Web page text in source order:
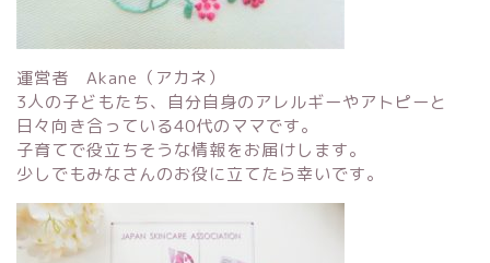
運営者 Akane（アカネ）
3人の子どもたち、自分自身のアレルギーやアトピーと
日々向き合っている40代のママです。
子育てで役立ちそうな情報をお届けします。
少しでもみなさんのお役に立てたら幸いです。